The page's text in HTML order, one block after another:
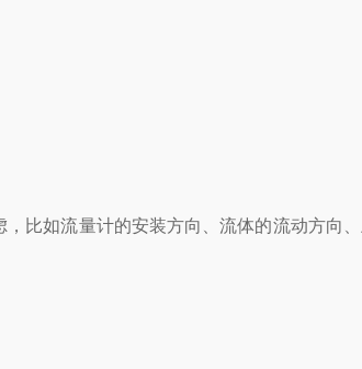
如流量计的安装方向、流体的流动方向